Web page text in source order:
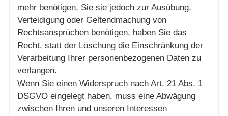
mehr benötigen, Sie sie jedoch zur Ausübung,
Verteidigung oder Geltendmachung von
Rechtsansprüchen benötigen, haben Sie das
Recht, statt der Löschung die Einschränkung der
Verarbeitung Ihrer personenbezogenen Daten zu
verlangen.
Wenn Sie einen Widerspruch nach Art. 21 Abs. 1
DSGVO eingelegt haben, muss eine Abwägung
zwischen Ihren und unseren Interessen